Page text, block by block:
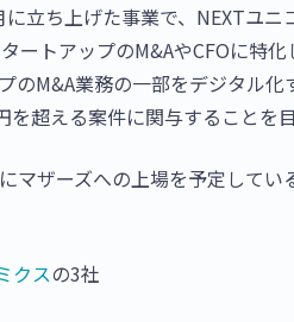
立ち上げた事業で、NEXTユニ
トアップのM&AやCFOに特化
のM&A業務の一部をデジタル化
超える案件に関与することを目
マザーズへの上場を予定してい
クスの3社